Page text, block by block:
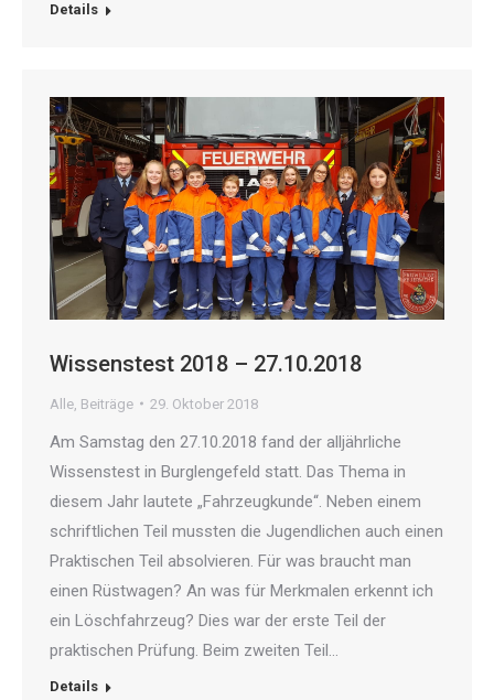
Details
Wissenstest 2018 – 27.10.2018
Alle Beiträge 29. Oktober 2018
Am Samstag den 27.10.2018 fand der alljährliche
Wissenstest in Burglengefeld statt. Das Thema in
diesem Jahr lautete „Fahrzeugkunde“. Neben einem
schriftlichen Teil mussten die Jugendlichen auch einen
Praktischen Teil absolvieren. Für was braucht man
einen Rüstwagen? An was für Merkmalen erkennt ich
ein Löschfahrzeug? Dies war der erste Teil der
praktischen Prüfung. Beim zweiten Teil…
Details